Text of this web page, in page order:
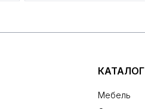
КАТАЛОГ
Мебель